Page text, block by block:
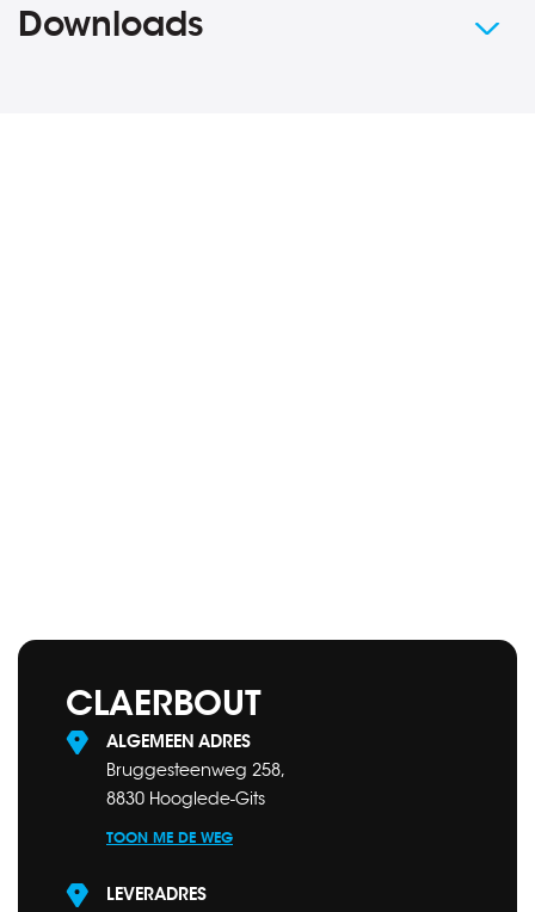
Downloads
CLAERBOUT
ALGEMEEN ADRES
Bruggesteenweg 258,
8830 Hooglede-Gits
TOON ME DE WEG
LEVERADRES